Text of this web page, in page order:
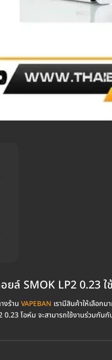
ยล์ SMOK LP2 0.23 ใ
งร้าน VAPEBAN เรามีสินค้าให้เลือก
โอห์ม จะสามารถใช้งานร่วมกัน